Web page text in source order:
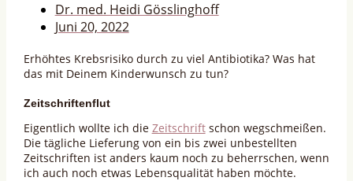
Dr. med. Heidi Gösslinghoff
Juni 20, 2022
Erhöhtes Krebsrisiko durch zu viel Antibiotika? Was hat
das mit Deinem Kinderwunsch zu tun?
Zeitschriftenflut
Eigentlich wollte ich die Zeitschriftschon wegschmeißen.
Die tägliche Lieferung von ein bis zwei unbestellten
Zeitschriften ist anders kaum noch zu beherrschen, wenn
ich auch noch etwas Lebensqualität haben möchte.